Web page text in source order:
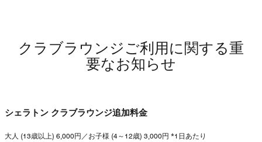
クラブラウンジご利用に関する重
要なお知らせ
シェラトン クラブラウンジ追加料金
大人 (13歳以上) 6,000円／お子様 (4～12歳) 3,000円 *1日あたり